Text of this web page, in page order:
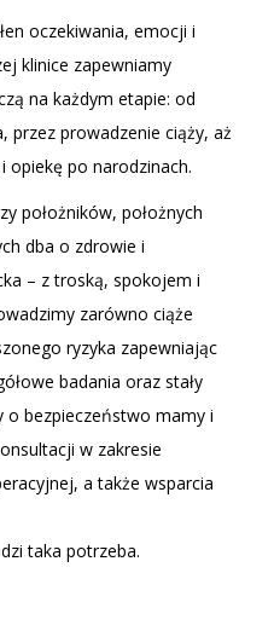
oczekiwania, emocji i
klinice zapewniamy
na każdym etapie: od
przez prowadzenie ciąży, aż
po narodzinach.
położników, położnych
dba o zdrowie i
– z troską, spokojem i
zarówno ciąże
ryzyka zapewniając
badania oraz stały
o bezpieczeństwo mamy i
w zakresie
a także wsparcia
taka potrzeba.